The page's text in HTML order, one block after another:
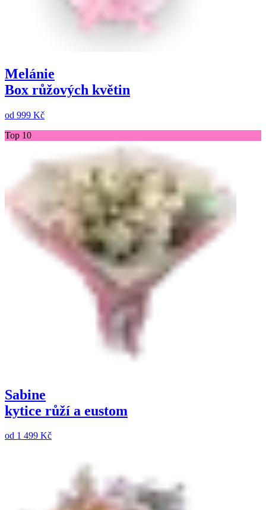
Melánie
Box růžových květin
od 999 Kč
Top 10
Sabine
kytice růží a eustom
od 1 499 Kč